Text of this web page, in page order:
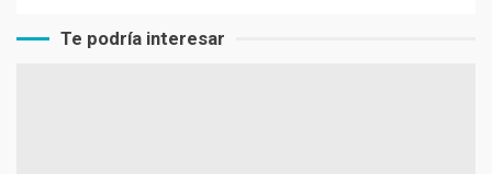
Te podría interesar